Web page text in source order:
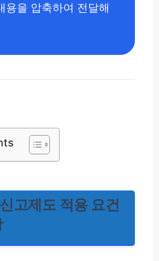
용을 압축하여 전달해
고제도 적용 요건